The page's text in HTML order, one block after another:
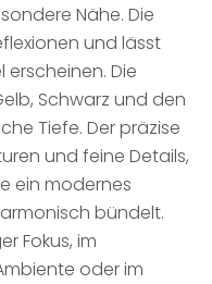
Nähe. Die
und lässt
Die
Schwarz und den
Tiefe. Der präzise
und feine Details,
ein modernes
bündelt.
Fokus, im
oder im